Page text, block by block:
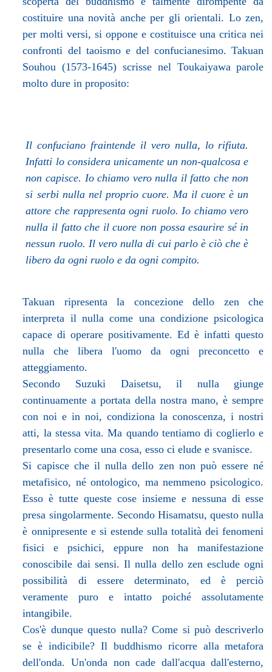
costituire una novità anche per gli orientali. Lo zen,
per molti versi, si oppone e costituisce una critica nei
confronti del taoismo e del confucianesimo. Takuan
Souhou (1573-1645) scrisse nel Toukaiyawa parole
molto dure in proposito:
Il confuciano fraintende il vero nulla, lo rifiuta.
Infatti lo considera unicamente un non-qualcosa e
non capisce. Io chiamo vero nulla il fatto che non
si serbi nulla nel proprio cuore. Ma il cuore è un
attore che rappresenta ogni ruolo. Io chiamo vero
nulla il fatto che il cuore non possa esaurire sé in
nessun ruolo. Il vero nulla di cui parlo è ciò che è
libero da ogni ruolo e da ogni compito.
Takuan ripresenta la concezione dello zen che
interpreta il nulla come una condizione psicologica
capace di operare positivamente. Ed è infatti questo
nulla che libera l'uomo da ogni preconcetto e
atteggiamento.
Secondo Suzuki Daisetsu, il nulla giunge
continuamente a portata della nostra mano, è sempre
con noi e in noi, condiziona la conoscenza, i nostri
atti, la stessa vita. Ma quando tentiamo di coglierlo e
presentarlo come una cosa, esso ci elude e svanisce.
Si capisce che il nulla dello zen non può essere né
metafisico, né ontologico, ma nemmeno psicologico.
Esso è tutte queste cose insieme e nessuna di esse
presa singolarmente. Secondo Hisamatsu, questo nulla
è onnipresente e si estende sulla totalità dei fenomeni
fisici e psichici, eppure non ha manifestazione
conoscibile dai sensi. Il nulla dello zen esclude ogni
possibilità di essere determinato, ed è perciò
veramente puro e intatto poiché assolutamente
intangibile.
Cos'è dunque questo nulla? Come si può descriverlo
se è indicibile? Il buddhismo ricorre alla metafora
dell'onda. Un'onda non cade dall'acqua dall'esterno,